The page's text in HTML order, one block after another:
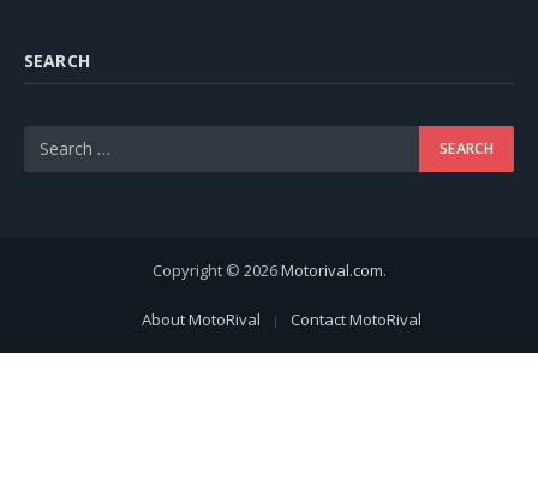
SEARCH
Copyright © 2026Motorival.com.
About MotoRival Contact MotoRival